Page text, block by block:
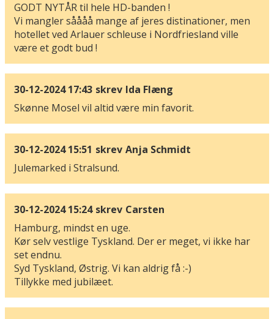
GODT NYTÅR til hele HD-banden !
Vi mangler såååå mange af jeres distinationer, men
hotellet ved Arlauer schleuse i Nordfriesland ville
være et godt bud !
30-12-2024 17:43 skrev Ida Flæng
Skønne Mosel vil altid være min favorit.
30-12-2024 15:51 skrev Anja Schmidt
Julemarked i Stralsund.
30-12-2024 15:24 skrev Carsten
Hamburg, mindst en uge.
Kør selv vestlige Tyskland. Der er meget, vi ikke har
set endnu.
Syd Tyskland, Østrig. Vi kan aldrig få :-)
Tillykke med jubilæet.